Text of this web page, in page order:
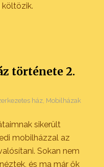
költözik.
története 2.
ház, Mobilházak
sikerült
mobilházzal az
Sokan nem
és ma már ők